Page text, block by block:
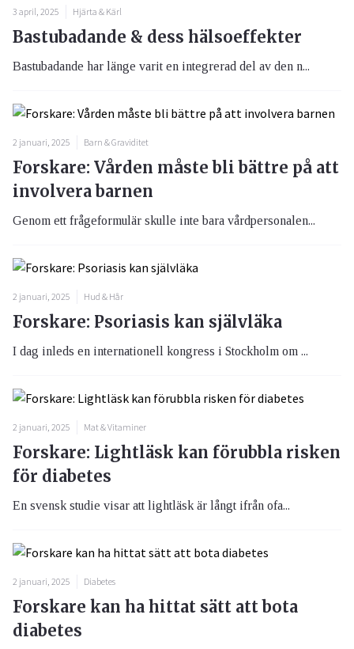
3 april, 2025 Hjärta & Kärl
Bastubadande & dess hälsoeffekter
Bastubadande har länge varit en integrerad del av den n...
2 januari, 2025 Barn & Graviditet
Forskare: Vården måste bli bättre på att
involvera barnen
Genom ett frågeformulär skulle inte bara vårdpersonalen...
2 januari, 2025 Hud & Hår
Forskare: Psoriasis kan självläka
I dag inleds en internationell kongress i Stockholm om ...
2 januari, 2025 Mat & Vitaminer
Forskare: Lightläsk kan förubbla risken
för diabetes
En svensk studie visar att lightläsk är långt ifrån ofa...
2 januari, 2025 Diabetes
Forskare kan ha hittat sätt att bota
diabetes